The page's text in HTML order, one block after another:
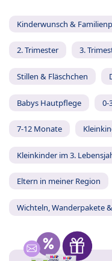
Kinderwunsch &
2. Trimester 3.
Stillen & Fläschchen
Babys Hautpflege 0-
7-12 Monate
Kleinkinder im 3.
Eltern in meiner Region
Wichteln, Wanderpakete